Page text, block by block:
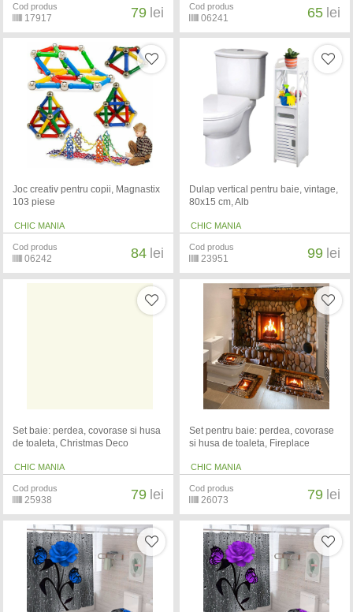
Cod produs
17917 79 lei Cod produs
06241 65 lei
Joc creativ pentru copii, Magnastix
103 piese
CHIC MANIA
Cod produs
06242 84 lei
Dulap vertical pentru baie, vintage,
80x15 cm, Alb
CHIC MANIA
Cod produs
23951 99 lei
Set baie: perdea, covorase si husa
de toaleta, Christmas Deco
CHIC MANIA
Cod produs
25938 79 lei
Set pentru baie: perdea, covorase
si husa de toaleta, Fireplace
CHIC MANIA
Cod produs
26073 79 lei